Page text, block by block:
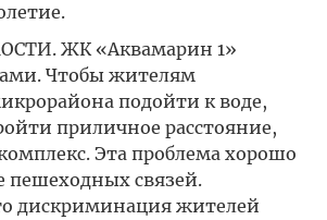
ЖК «Аквамарин 1»
Чтобы жителям
подойти к воде,
приличное расстояние,
Эта проблема хорошо
пешеходных связей.
дискриминация жителей